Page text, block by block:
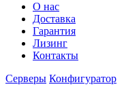
О нас
Доставка
Гарантия
Лизинг
Контакты
Серверы Конфигуратор